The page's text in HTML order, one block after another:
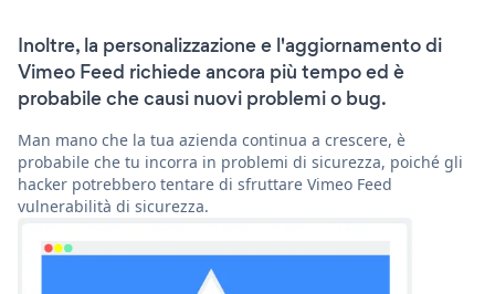
Inoltre, la personalizzazione e l'aggiornamento di
Vimeo Feed richiede ancora più tempo ed è
probabile che causi nuovi problemi o bug.
Man mano che la tua azienda continua a crescere, è
probabile che tu incorra in problemi di sicurezza, poiché gli
hacker potrebbero tentare di sfruttare Vimeo Feed
vulnerabilità di sicurezza.